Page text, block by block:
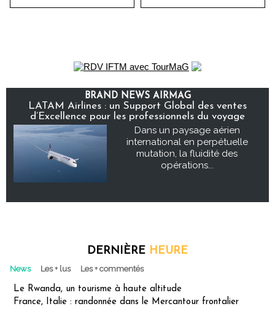
BRAND NEWS AIRMAG
LATAM Airlines : un Support Global des ventes
d’Excellence pour les professionnels du voyage
Dans un paysage aérien
international en perpétuelle
mutation, la fluidité des
opérations...
DERNIÈRE HEURE
News Les + lus Les + commentés
Le Rwanda, un tourisme à haute altitude
France, Italie : randonnée dans le Mercantour frontalier